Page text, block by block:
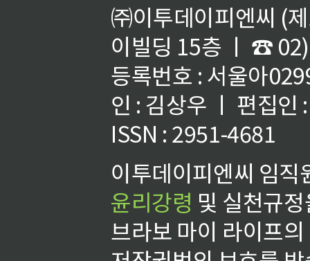
㈜이투데이피엔씨 (
이빌딩 15층 ㅣ ☎
등록번호 : 서울아
인 : 김상우 ㅣ 편집인
ISSN : 2951-4681
이투데이피엔씨 임
윤리강령 및 실천규
브라보 마이 라이프